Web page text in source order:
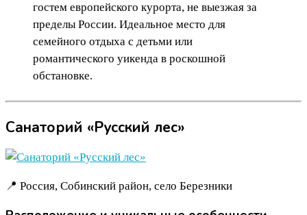
гостем европейского курорта, не выезжая за
пределы России. Идеальное место для
семейного отдыха с детьми или
романтического уикенда в роскошной
обстановке.
Санаторий «Русский лес»
📍 Россия, Собинский район, село Березники